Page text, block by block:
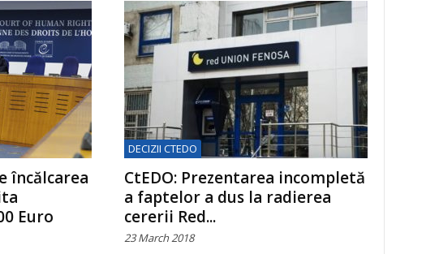
încălcarea
Euro
DECIZII CTEDO
CtEDO: Prezentarea incompletă
a faptelor a dus la radierea
cererii Red...
23 March 2018